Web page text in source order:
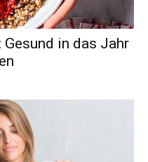
in das Jahr